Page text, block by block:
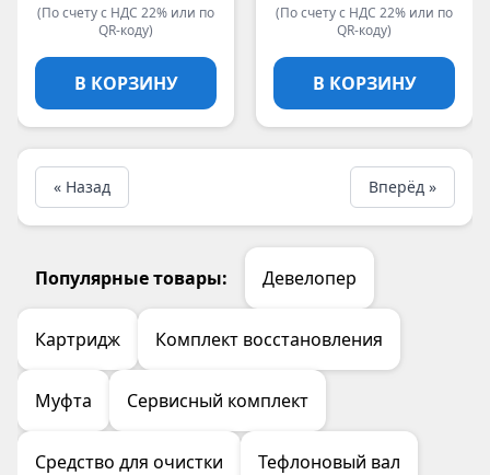
(По счету с НДС 22% или по
QR-коду)
В КОРЗИНУ
(По счету с НДС 22% или по
QR-коду)
В КОРЗИНУ
« Назад Вперёд »
Популярные товары: Девелопер
Картридж Комплект восстановления
Муфта Сервисный комплект
Средство для очистки Тефлоновый вал